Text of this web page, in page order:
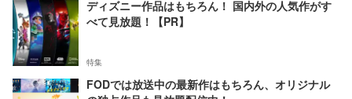
ディズニー作品はもちろん！ 国内外の人気作がす
べて見放題！【PR】
特集
FODでは放送中の最新作はもちろん、オリジナル